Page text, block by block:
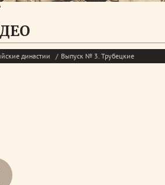
династии Выпуск № 3. Трубецкие